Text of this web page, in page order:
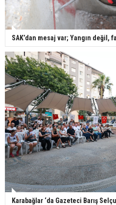
SAK’dan mesaj var; Yangın değil,
Karabağlar ‘da Gazeteci Barış